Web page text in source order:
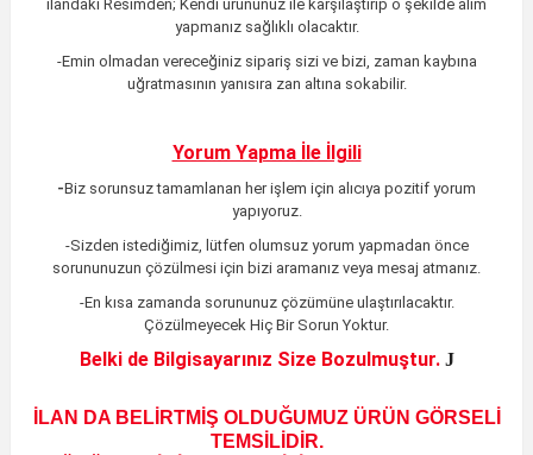
ilandaki Resimden; Kendi ürününüz ile karşılaştırıp o şekilde alım
yapmanız sağlıklı olacaktır.
-Emin olmadan vereceğiniz sipariş sizi ve bizi, zaman kaybına
uğratmasının yanısıra zan altına sokabilir.
Yorum Yapma İle İlgili
-Biz sorunsuz tamamlanan her işlem için alıcıya pozitif yorum
yapıyoruz.
-Sizden istediğimiz, lütfen olumsuz yorum yapmadan önce
sorununuzun çözülmesi için bizi aramanız veya mesaj atmanız.
-En kısa zamanda sorununuz çözümüne ulaştırılacaktır.
Çözülmeyecek Hiç Bir Sorun Yoktur.
Belki de Bilgisayarınız Size Bozulmuştur. J
İLAN DA BELİRTMİŞ OLDUĞUMUZ ÜRÜN GÖRSELİ
TEMSİLİDİR.